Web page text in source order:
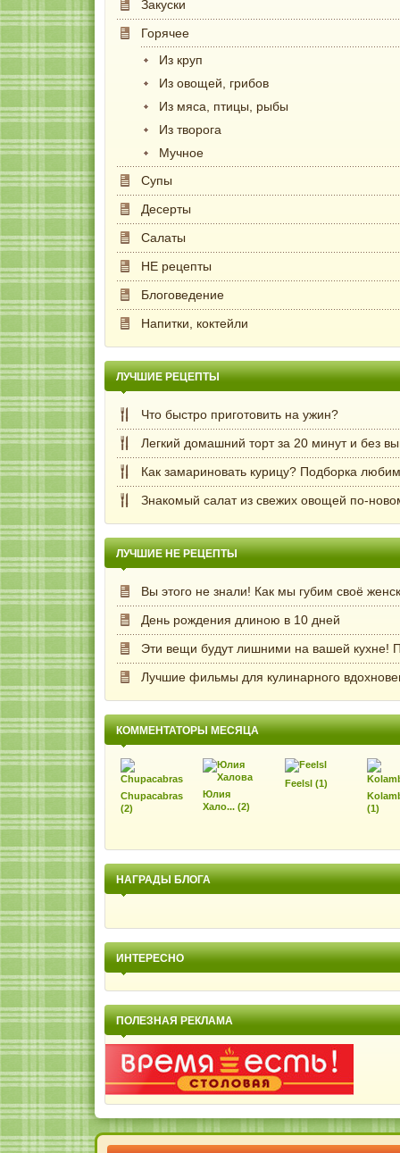
Закуски
Горячее
Из круп
Из овощей, грибов
Из мяса, птицы, рыбы
Из творога
Мучное
Супы
Десерты
Салаты
НЕ рецепты
Блоговедение
Напитки, коктейли
ЛУЧШИЕ РЕЦЕПТЫ
Что быстро приготовить на ужин?
Легкий домашний торт за 20 минут и без
Как замариновать курицу? Подборка
Знакомый салат из свежих овощей по-
ЛУЧШИЕ НЕ РЕЦЕПТЫ
Вы этого не знали! Как мы губим своё
День рождения длиною в 10 дней
Эти вещи будут лишними на вашей кухне!
Лучшие фильмы для кулинарного
КОММЕНТАТОРЫ МЕСЯЦА
Chupacabras
(2)
Юлия
Хало... (2)
Feelsl (1)
(1)
НАГРАДЫ БЛОГА
ИНТЕРЕСНО
ПОЛЕЗНАЯ РЕКЛАМА
Марина
Юлия Халова
Анна
Елена, огромная благодарность за простоту